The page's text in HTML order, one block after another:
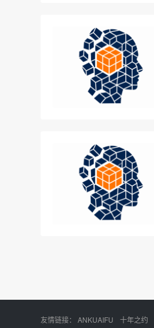
友情链接： ANKUAIFU 十年之约